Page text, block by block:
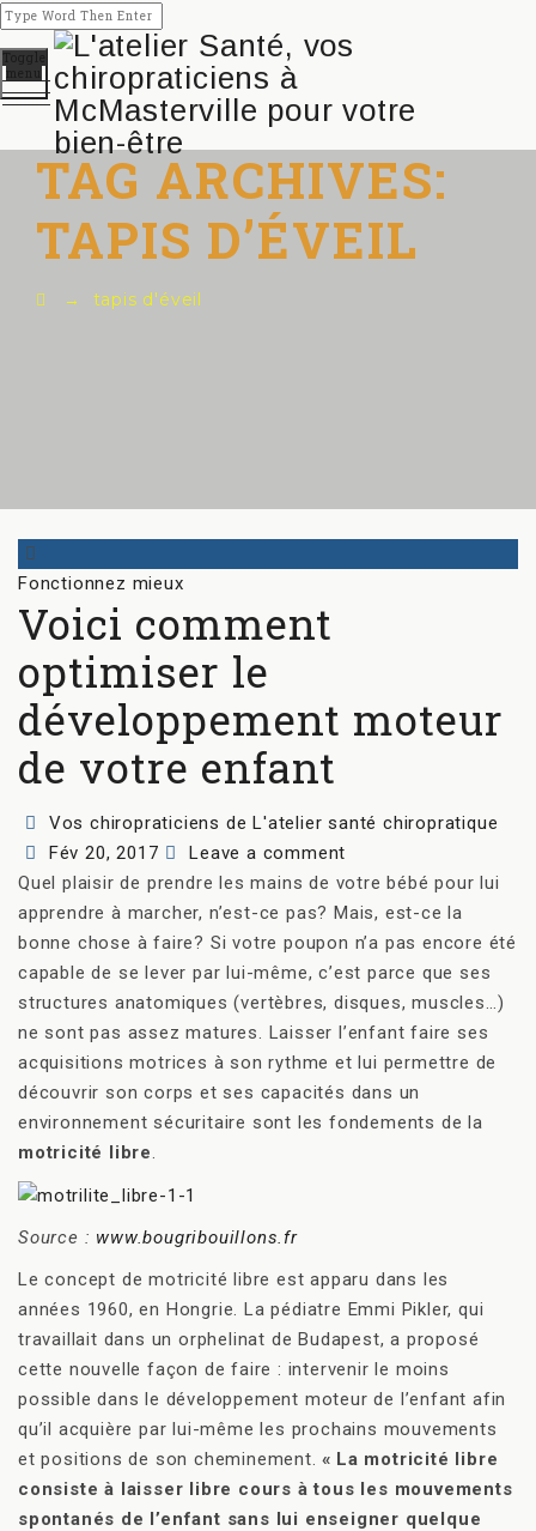
Toggle
menu
TAG ARCHIVES:
TAPIS D’ÉVEIL
→ tapis d'éveil
Categories
Fonctionnez mieux
Voici comment
optimiser le
développement moteur
de votre enfant
Author
Vos chiropraticiens de L'atelier santé chiropratique
Posted
on
Fév 20, 2017
Leave a comment
Quel plaisir de prendre les mains de votre bébé pour lui
apprendre à marcher, n’est-ce pas? Mais, est-ce la
bonne chose à faire? Si votre poupon n’a pas encore été
capable de se lever par lui-même, c’est parce que ses
structures anatomiques (vertèbres, disques, muscles…)
ne sont pas assez matures. Laisser l’enfant faire ses
acquisitions motrices à son rythme et lui permettre de
découvrir son corps et ses capacités dans un
environnement sécuritaire sont les fondements de la
motricité libre.
Source : www.bougribouillons.fr
Le concept de motricité libre est apparu dans les
années 1960, en Hongrie. La pédiatre Emmi Pikler, qui
travaillait dans un orphelinat de Budapest, a proposé
cette nouvelle façon de faire : intervenir le moins
possible dans le développement moteur de l’enfant afin
qu’il acquière par lui-même les prochains mouvements
et positions de son cheminement.« La motricité libre
consiste à laisser libre cours à tous les mouvements
spontanés de l’enfant sans lui enseigner quelque